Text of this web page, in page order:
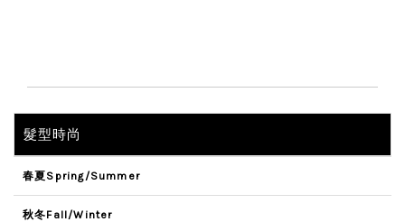
髮型時尚
春夏Spring/Summer
秋冬Fall/Winter